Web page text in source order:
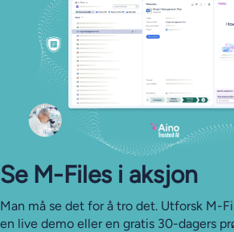
Se M-⁠Files i aksjon
Man må se det for å tro det. Utforsk M-
en live demo eller en gratis 30-dagers